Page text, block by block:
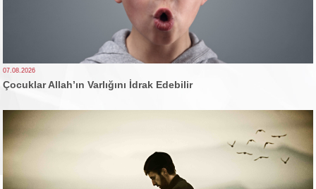
07.08.2026
Çocuklar Allah’ın Varlığını İdrak Edebilir